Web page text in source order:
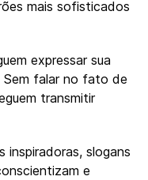
mais sofisticados
expressar sua
Sem falar no fato de
transmitir
inspiradoras, slogans
e